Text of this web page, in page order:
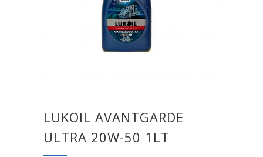
LUKOIL AVANTGARDE
ULTRA 20W-50 1LT